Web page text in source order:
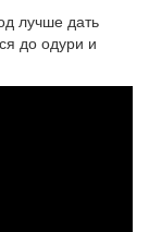
лучше дать
до одури и